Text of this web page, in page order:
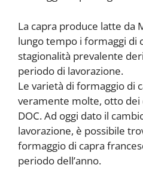
La capra produce latte da
lungo tempo i formaggi di
stagionalità prevalente
periodo di lavorazione.
Le varietà di formaggio di
veramente molte, otto dei
DOC. Ad oggi dato il
lavorazione, è possibile
formaggio di capra
periodo dell’anno.